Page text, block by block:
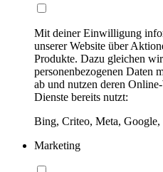
Mit deiner Einwilligung
unserer Website über
Produkte. Dazu gleichen
personenbezogenen Daten
ab und nutzen deren
Dienste bereits nutzt:
Bing, Criteo, Meta,
Marketing